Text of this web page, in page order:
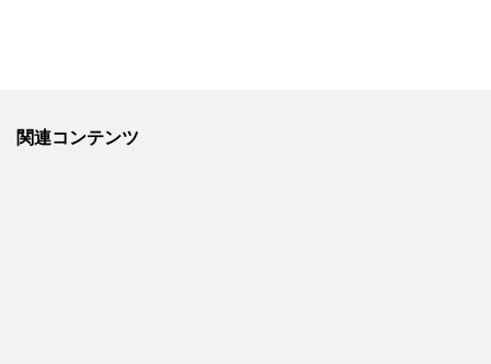
関連コンテンツ